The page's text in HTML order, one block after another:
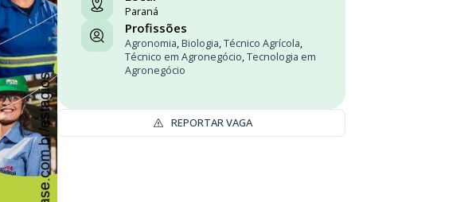
Paraná
Profissões
Agronomia, Biologia,Técnico Agrícola,
Técnico em Agronegócio,Tecnologia em
Agronegócio
REPORTAR VAGA